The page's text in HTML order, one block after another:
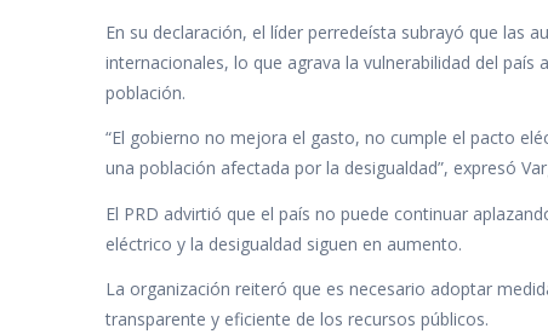
En su declaración, el líder perredeísta subrayó que las
internacionales, lo que agrava la vulnerabilidad del
población.
“El gobierno no mejora el gasto, no cumple el pacto
una población afectada por la desigualdad”, expresó
El PRD advirtió que el país no puede continuar
eléctrico y la desigualdad siguen en aumento.
La organización reiteró que es necesario adoptar
transparente y eficiente de los recursos públicos.